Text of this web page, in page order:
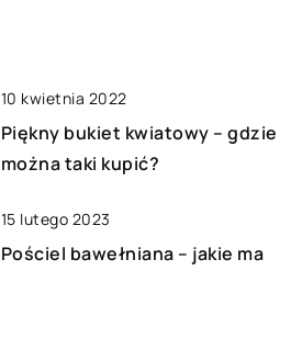
10 kwietnia 2022
Piękny bukiet kwiatowy – gdzie
można taki kupić?
15 lutego 2023
Pościel bawełniana – jakie ma